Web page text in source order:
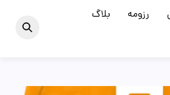
رزومه بلاگ